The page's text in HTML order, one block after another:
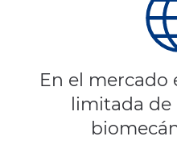
En el mercado
limitada